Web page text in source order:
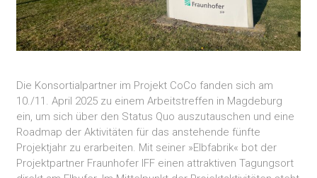
Die Konsortialpartner im Projekt CoCo fanden sich am
10./11. April 2025 zu einem Arbeitstreffen in Magdeburg
ein, um sich über den Status Quo auszutauschen und eine
Roadmap der Aktivitäten für das anstehende fünfte
Projektjahr zu erarbeiten. Mit seiner »Elbfabrik« bot der
Projektpartner Fraunhofer IFF einen attraktiven Tagungsort